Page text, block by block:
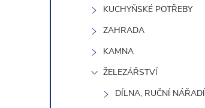
KUCHYŇSKÉ POTŘEBY
ZAHRADA
KAMNA
ŽELEZÁŘSTVÍ
DÍLNA, RUČNÍ NÁŘADÍ